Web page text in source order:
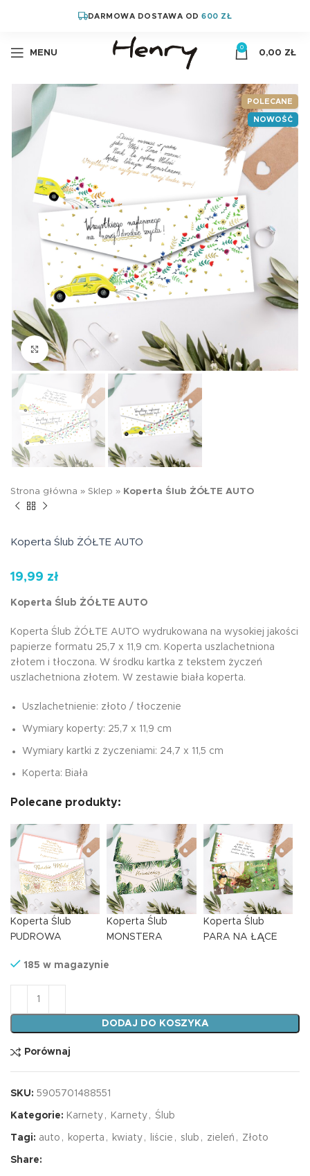
DARMOWA DOSTAWA OD600 ZŁ
MENU
0
0,00 ZŁ
POLECANE
NOWOŚĆ
Kliknij aby powiększyć
Strona główna » Sklep » Koperta Ślub ŻÓŁTE AUTO
Koperta Ślub ŻÓŁTE AUTO
19,99 zł
Koperta Ślub ŻÓŁTE AUTO
Koperta Ślub ŻÓŁTE AUTO wydrukowana na wysokiej jakości
papierze formatu 25,7 x 11,9 cm. Koperta uszlachetniona
złotem i tłoczona. W środku kartka z tekstem życzeń
uszlachetniona złotem. W zestawie biała koperta.
Uszlachetnienie: złoto / tłoczenie
Wymiary koperty: 25,7 x 11,9 cm
Wymiary kartki z życzeniami: 24,7 x 11,5 cm
Koperta: Biała
Polecane produkty:
Koperta Ślub
PUDROWA
Koperta Ślub
MONSTERA
Koperta Ślub
PARA NA ŁĄCE
185 w magazynie
DODAJ DO KOSZYKA
Porównaj
SKU: 5905701488551
Kategorie: Karnety , Karnety , Ślub
Tagi: auto , koperta , kwiaty , liście , slub , zieleń , Złoto
Share: